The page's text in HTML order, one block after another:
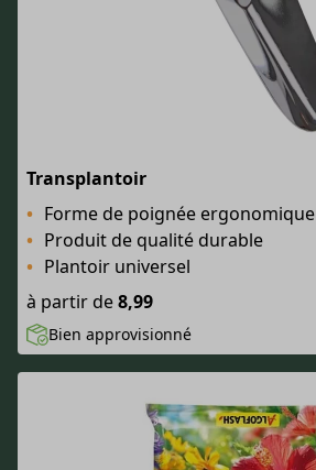
Transplantoir
Forme de poignée ergonomique
Produit de qualité durable
Plantoir universel
à partir de8,99
Bien approvisionné